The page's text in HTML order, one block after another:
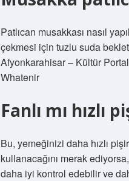
Patlıcan musakkası nasıl
çekmesi için tuzlu suda
Afyonkarahisar – Kültür
Whatenir
Fanlı mı hızlı
Bu, yemeğinizi daha hızlı
kullanacağını merak
daha iyi kontrol edebilir ve